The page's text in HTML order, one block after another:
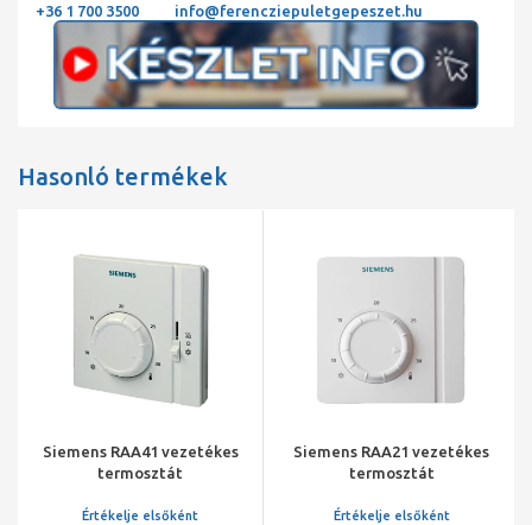
+36 1 700 3500 info@ferencziepuletgepeszet.hu
Hasonló termékek
Siemens RAA41 vezetékes
termosztát
Értékelje elsőként
Siemens RAA21 vezetékes
termosztát
Értékelje elsőként